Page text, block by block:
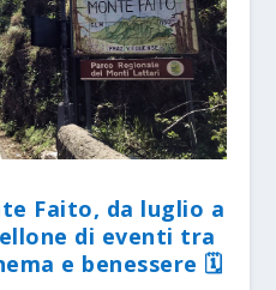
Faito, da luglio a
di eventi tra
e benessere 🗓